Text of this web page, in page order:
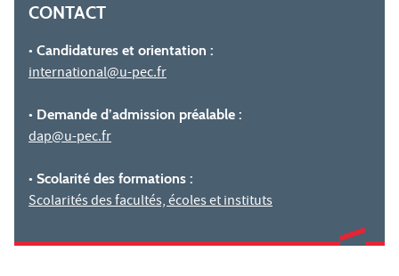
CONTACT
• Candidatures et orientation :
international@u-pec.fr
• Demande d’admission préalable :
dap@u-pec.fr
• Scolarité des formations :
Scolarités des facultés, écoles et instituts